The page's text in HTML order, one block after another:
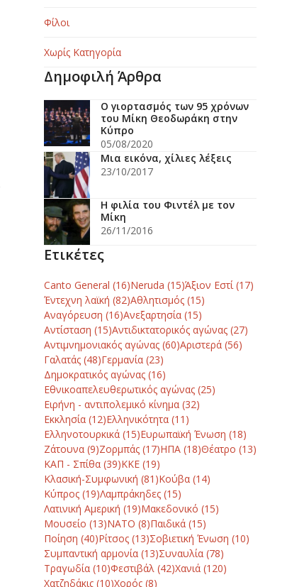
Φίλοι
Χωρίς Κατηγορία
Δημοφιλή Άρθρα
Ο γιορτασμός των 95 χρόνων
του Μίκη Θεοδωράκη στην
Κύπρο
05/08/2020
Μια εικόνα, χίλιες λέξεις
23/10/2017
Η φιλία του Φιντέλ με τον
Μίκη
26/11/2016
Ετικέτες
Canto General (16)Neruda (15)Άξιον Εστί(17)
Έντεχνη λαϊκή (82)Αθλητισμός(15)
Αναγόρευση (16)Ανεξαρτησία(15)
Αντίσταση (15)Αντιδικτατορικός αγώνας(27)
Αντιμνημονιακός αγώνας(60)Αριστερά(56)
Γαλατάς(48)Γερμανία(23)
Δημοκρατικός αγώνας(16)
Εθνικοαπελευθερωτικός αγώνας(25)
Ειρήνη - αντιπολεμικό κίνημα(32)
Εκκλησία(12)Ελληνικότητα(11)
Ελληνοτουρκικά(15)Ευρωπαϊκή Ένωση (18)
Ζάτουνα(9)Ζορμπάς(17)ΗΠΑ(18)Θέατρο (13)
ΚΑΠ - Σπίθα(39)ΚΚΕ(19)
Κλασική-Συμφωνική (81)Κούβα(14)
Κύπρος(19)Λαμπράκηδες(15)
Λατινική Αμερική (19)Μακεδονικό (15)
Μουσείο (13)ΝΑΤΟ (8)Παιδικά(15)
Ποίηση (40)Ρίτσος(13)Σοβιετική Ένωση (10)
Συμπαντική αρμονία(13)Συναυλία(78)
Τραγωδία(10)Φεστιβάλ(42)Χανιά(120)
Χατζηδάκις(10)Χορός(8)